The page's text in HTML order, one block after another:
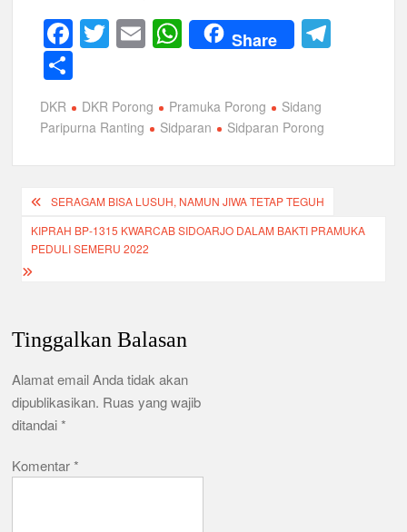
F
a
c
e
o
o
k
T
wi
tt
er
E
m
ail
W
h
s
p
p
Share
m
h
ar
DKR DKR Porong Pramuka Porong
Sidang
Paripurna Ranting
Sidparan Sidparan Porong
Navigasi
pos
SERAGAM BISA LUSUH, NAMUN JIWA TETAP TEGUH
KIPRAH BP-1315 KWARCAB SIDOARJO DALAM BAKTI PRAMUKA
PEDULI SEMERU 2022
Tinggalkan Balasan
Alamat email Anda tidak akan
dipublikasikan. Ruas yang wajib
ditandai*
Komentar*